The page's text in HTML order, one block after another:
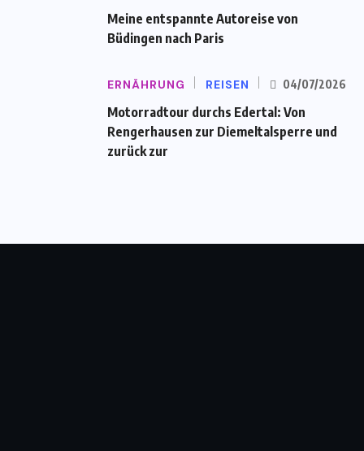
Meine entspannte Autoreise von
Büdingen nach Paris
ERNÄHRUNG REISEN 04/07/2026
Motorradtour durchs Edertal: Von
Rengerhausen zur Diemeltalsperre und
zurück zur